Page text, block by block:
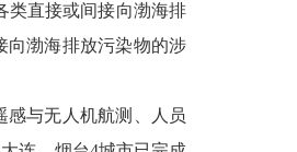
类直接或间接向渤海排
向渤海排放污染物的涉
感与无人机航测、人员